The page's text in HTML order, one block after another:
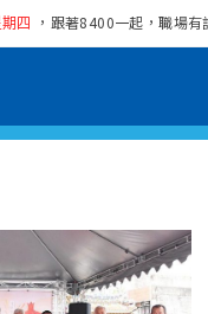
四 ，跟著8400一起，職場有